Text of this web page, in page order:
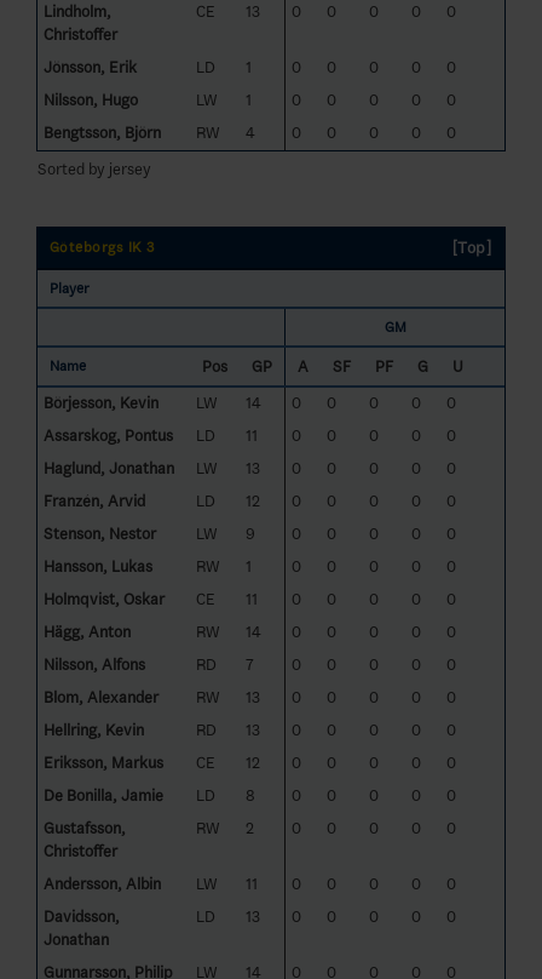
Lindholm,
Christoffer
CE 13 0 0 0 0 0
Jönsson, Erik LD 1 0 0 0 0
0
Nilsson, Hugo
LW 1 0 0 0 0
0
Bengtsson, Björn
RW 4 0 0 0 0
0
Sorted by jersey
Göteborgs IK 3 [Top]
Player
GM
Name Pos GP A SF PF G
U
Börjesson, Kevin
LW 14 0 0 0 0
0
Assarskog, Pontus
LD 11 0 0 0 0
0
Haglund, Jonathan
LW 13 0 0 0 0
0
Franzén, Arvid
LD 12 0 0 0 0
0
Stenson, Nestor
LW 9 0 0 0 0
0
Hansson, Lukas
RW 1 0 0 0 0
0
Holmqvist, Oskar
CE 11 0 0 0 0
0
Hägg, Anton
RW 14 0 0 0 0
0
Nilsson, Alfons
RD 7 0 0 0 0
0
Blom, Alexander
RW 13 0 0 0 0
0
Hellring, Kevin
RD 13 0 0 0 0
0
Eriksson, Markus
CE 12 0 0 0 0
0
De Bonilla, Jamie
LD 8 0 0 0 0
0
Gustafsson,
Christoffer
RW 2 0 0 0 0 0
Andersson, Albin LW 11 0 0 0 0
0
Davidsson,
Jonathan
LD 13 0 0 0 0 0
Gunnarsson, Philip LW 14 0 0 0 0
0